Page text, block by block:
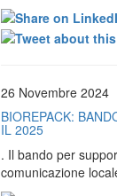
26 Novembre 2024
BIOREPACK:
IL 2025
. Il bando per
comunicazione